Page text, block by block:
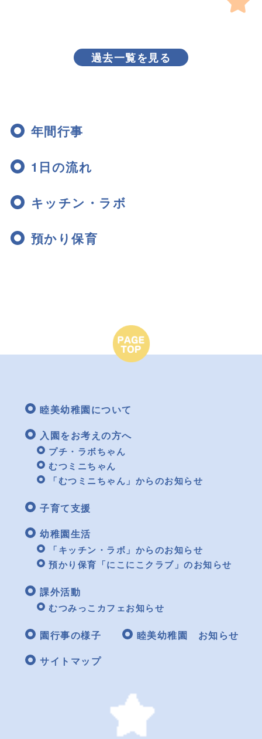
過去一覧を見る
年間行事
1日の流れ
キッチン・ラボ
預かり保育
睦美幼稚園について
入園をお考えの方へ
プチ・ラボちゃん
むつミニちゃん
「むつミニちゃん」からのお知らせ
子育て支援
幼稚園生活
「キッチン・ラボ」からのお知らせ
預かり保育「にこにこクラブ」のお知らせ
課外活動
むつみっこカフェお知らせ
園行事の様子
睦美幼稚園 お知らせ
サイトマップ